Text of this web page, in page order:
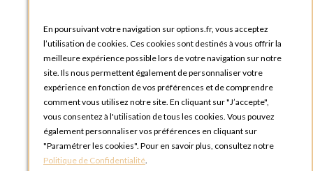
Tutoriels
OPTIONS LUXEMBOURG
13 rue Paul Rischard
5324 Contern
LUXEMBOURG
En poursuivant votre navigation sur options.fr, vous acceptez
l’utilisation de cookies. Ces cookies sont destinés à vous offrir la
meilleure expérience possible lors de votre navigation sur notre
site. Ils nous permettent également de personnaliser votre
expérience en fonction de vos préférences et de comprendre
comment vous utilisez notre site. En cliquant sur "J’accepte",
vous consentez à l'utilisation de tous les cookies. Vous pouvez
également personnaliser vos préférences en cliquant sur
"Paramétrer les cookies". Pour en savoir plus, consultez notre
Politique de Confidentialité.